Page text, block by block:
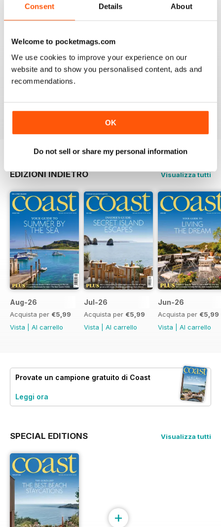
Consent Details About
Welcome to pocketmags.com
We use cookies to improve your experience on our
website and to show you personalised content, ads and
recommendations.
OK
Do not sell or share my personal information
COAST
What a lovely magazine, the photography is just breath
Recensito 16 luglio 2013
EDIZIONI INDIETRO Visualizza tutti
Aug-26
Acquista per €5,99
Vista
Al carrello
Jul-26
Acquista per €5,99
Vista
Al carrello
Jun-26
Acquista per €5,99
Vista
Al carrello
Provate un campione gratuito di Coast
Leggi ora
SPECIAL EDITIONS Visualizza tutti
+